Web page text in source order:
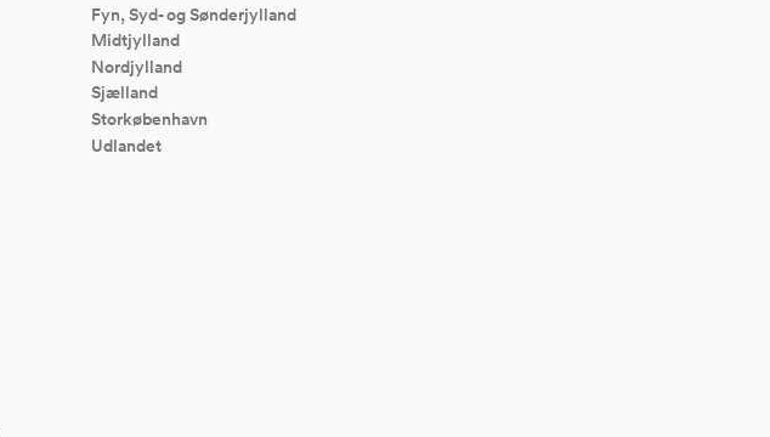
Fyn, Syd- og Sønderjylland
Midtjylland
Nordjylland
Sjælland
Storkøbenhavn
Udlandet